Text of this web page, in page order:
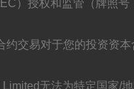
）授权和监管（牌照号
约交易对于您的投资资
无法为特定国家/